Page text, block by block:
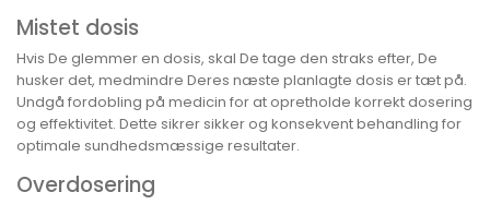
Mistet dosis
Hvis De glemmer en dosis, skal De tage den straks efter, De
husker det, medmindre Deres næste planlagte dosis er tæt på.
Undgå fordobling på medicin for at opretholde korrekt dosering
og effektivitet. Dette sikrer sikker og konsekvent behandling for
optimale sundhedsmæssige resultater.
Overdosering